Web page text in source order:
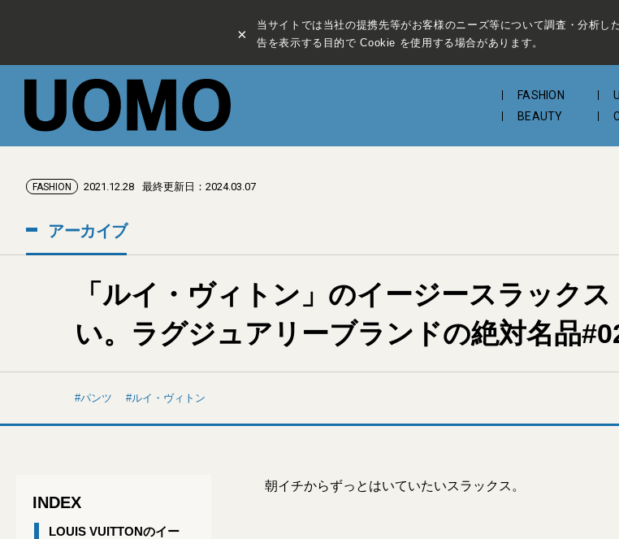
×
当サイトでは当社の提携先等がお客様のニーズ等について調査・分析し
告を表示する目的で Cookie を使用する場合があります。
FASHION
BEAUTY
FASHION 2021.12.28 最終更新日：2024.03.07
アーカイブ
「ルイ・ヴィトン」のイージースラック
い。ラグジュアリーブランドの絶対名品#02
パンツ ルイ・ヴィトン
INDEX
LOUIS VUITTONのイー
朝イチからずっとはいていたいスラックス。